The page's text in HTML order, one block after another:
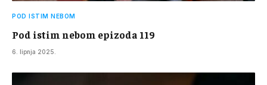
POD ISTIM NEBOM
Pod istim nebom epizoda 119
6. lipnja 2025.